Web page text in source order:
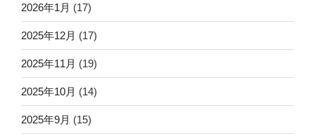
2026年1月 (17)
2025年12月 (17)
2025年11月 (19)
2025年10月 (14)
2025年9月 (15)